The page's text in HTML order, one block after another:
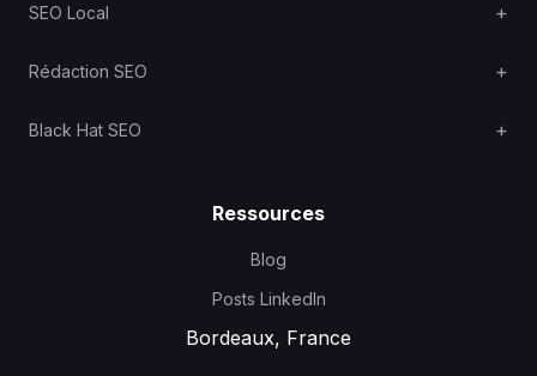
SEO Local
Rédaction SEO
Black Hat SEO
Ressources
Blog
Posts LinkedIn
Bordeaux, France